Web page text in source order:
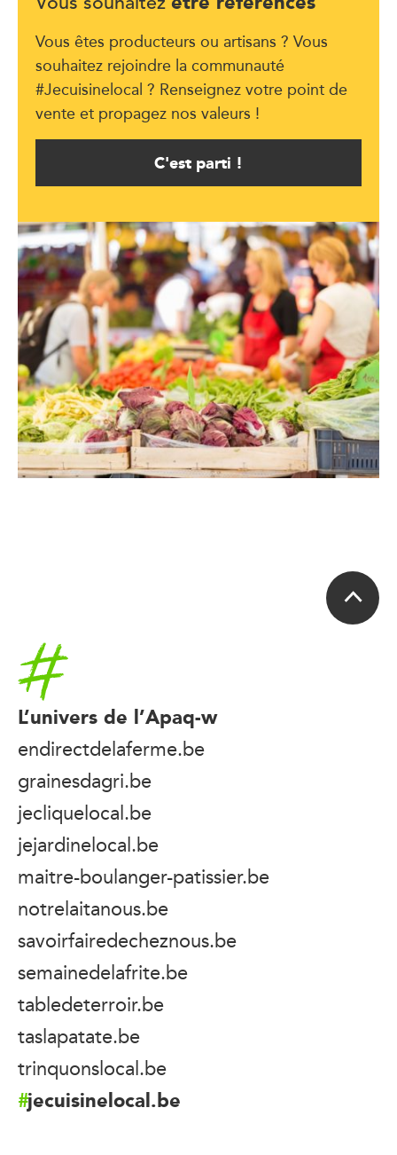
Vous souhaitez
Vous êtes producteurs ou artisans ? Vous
souhaitez rejoindre la communauté
#Jecuisinelocal ? Renseignez votre point de
vente et propagez nos valeurs !
C'est parti !
Accueil
L’univers de l’Apaq-w
endirectdelaferme.be
grainesdagri.be
jecliquelocal.be
jejardinelocal.be
maitre-boulanger-patissier.be
notrelaitanous.be
savoirfairedecheznous.be
semainedelafrite.be
tabledeterroir.be
taslapatate.be
trinquonslocal.be
jecuisinelocal.be